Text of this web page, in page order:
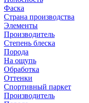
Фаска
Страна производства
Элементы
Производитель
Степень блеска
Порода
На ощупь
Обработка
Оттенки
Спортивный паркет
Производитель